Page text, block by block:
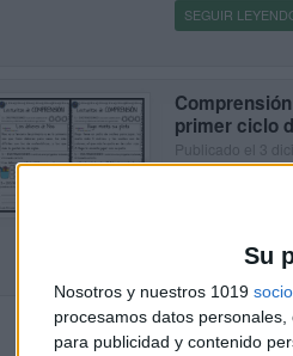
Su
Nosotros y nuestros 1019
procesamos datos
para publicidad y contenido
SEGUIR
primer ciclo
Publicado el 3
Mini fichas de